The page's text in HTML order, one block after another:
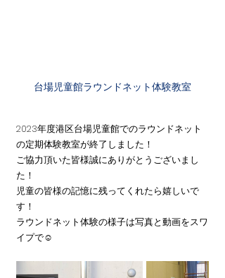
台場児童館ラウンドネット体験教室
2023年度港区台場児童館でのラウンドネット
の定期体験教室が終了しました！
ご協力頂いた皆様誠にありがとうございまし
た！
児童の皆様の記憶に残ってくれたら嬉しいで
す！
ラウンドネット体験の様子は写真と動画をスワ
イプで☺️